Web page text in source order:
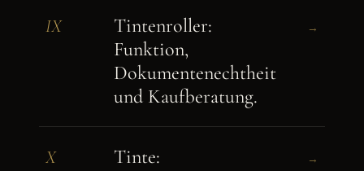
IX
Tintenroller:
Funktion,
Dokumentenechtheit
und Kaufberatung.
→
X
Tinte:
→